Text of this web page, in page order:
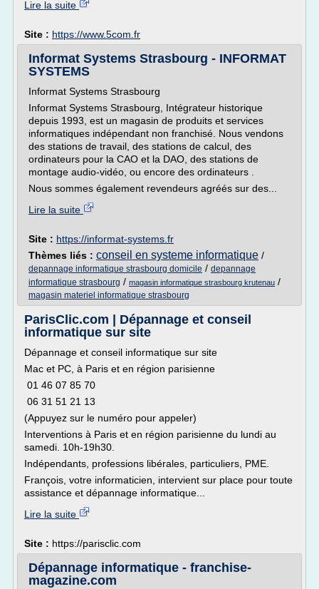
Lire la suite
Site : https://www.5com.fr
Informat Systems Strasbourg - INFORMAT
SYSTEMS
Informat Systems Strasbourg
Informat Systems Strasbourg, Intégrateur historique
depuis 1993, est un magasin de produits et services
informatiques indépendant non franchisé. Nous vendons
des stations de travail, des stations de calcul, des
ordinateurs pour la CAO et la DAO, des stations de
montage audio-vidéo, ou encore des ordinateurs .
Nous sommes également revendeurs agréés sur des...
Lire la suite
Site : https://informat-systems.fr
Thèmes liés : conseil en systeme informatique /
depannage informatique strasbourg domicile / depannage
informatique strasbourg / magasin informatique strasbourg krutenau /
magasin materiel informatique strasbourg
ParisClic.com | Dépannage et conseil
informatique sur site
Dépannage et conseil informatique sur site
Mac et PC, à Paris et en région parisienne
01 46 07 85 70
06 31 51 21 13
(Appuyez sur le numéro pour appeler)
Interventions à Paris et en région parisienne du lundi au
samedi. 10h-19h30.
Indépendants, professions libérales, particuliers, PME.
François, votre informaticien, intervient sur place pour toute
assistance et dépannage informatique...
Lire la suite
Site : https://parisclic.com
Dépannage informatique - franchise-
magazine.com